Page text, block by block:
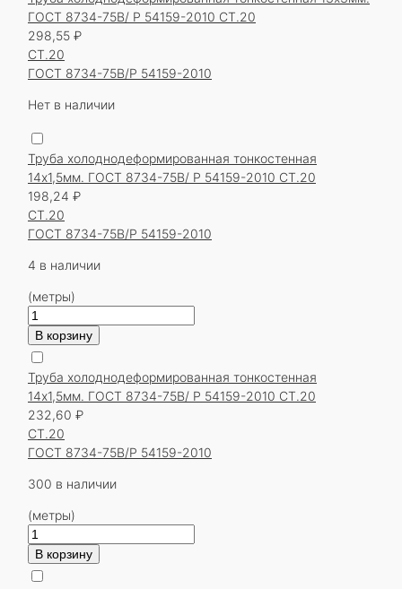
тонкостенная
13х3мм.
ГОСТ
8734-
Р
2010
СТ.20
ГОСТ 8734-75В/ Р 54159-2010 СТ.20
298,55 ₽
СТ.20
ГОСТ 8734-75В/Р 54159-2010
Нет в наличии
Труба холоднодеформированная тонкостенная
14х1,5мм. ГОСТ 8734-75В/ Р 54159-2010 СТ.20
198,24 ₽
СТ.20
ГОСТ 8734-75В/Р 54159-2010
4 в наличии
(метры)
Количество
товара
Труба
холоднодеформированная
тонкостенная
14х1,5мм.
ГОСТ
8734-
Р
2010
СТ.20
В корзину
Труба холоднодеформированная тонкостенная
14х1,5мм. ГОСТ 8734-75В/ Р 54159-2010 СТ.20
232,60 ₽
СТ.20
ГОСТ 8734-75В/Р 54159-2010
300 в наличии
(метры)
Количество
товара
Труба
В корзину